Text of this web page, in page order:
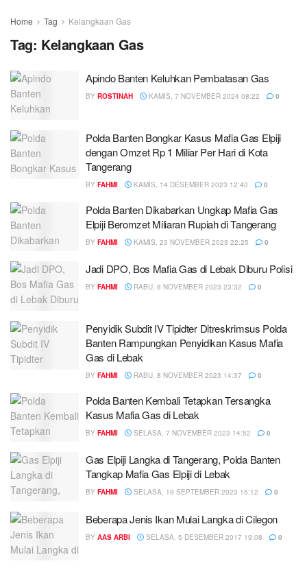
Home Tag Kelangkaan Gas
Tag: Kelangkaan Gas
Apindo Banten Keluhkan Pembatasan Gas
BY ROSTINAH KAMIS, 7 NOVEMBER 2024 08:22 0
Polda Banten Bongkar Kasus Mafia Gas Elpiji
dengan Omzet Rp 1 Miliar Per Hari di Kota
Tangerang
BY FAHMI KAMIS, 14 DESEMBER 2023 12:40 0
Polda Banten Dikabarkan Ungkap Mafia Gas
Elpiji Beromzet Miliaran Rupiah di Tangerang
BY FAHMI KAMIS, 23 NOVEMBER 2023 22:25 0
Jadi DPO, Bos Mafia Gas di Lebak Diburu Polisi
BY FAHMI RABU, 8 NOVEMBER 2023 23:32 0
Penyidik Subdit IV Tipidter Ditreskrimsus Polda
Banten Rampungkan Penyidikan Kasus Mafia
Gas di Lebak
BY FAHMI RABU, 8 NOVEMBER 2023 14:37 0
Polda Banten Kembali Tetapkan Tersangka
Kasus Mafia Gas di Lebak
BY FAHMI SELASA, 7 NOVEMBER 2023 14:52 0
Gas Elpiji Langka di Tangerang, Polda Banten
Tangkap Mafia Gas Elpiji di Lebak
BY FAHMI SELASA, 19 SEPTEMBER 2023 15:12 0
Beberapa Jenis Ikan Mulai Langka di Cilegon
BY AAS ARBI SELASA, 5 DESEMBER 2017 19:08 0